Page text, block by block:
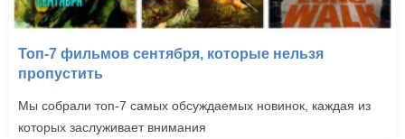
Топ-7 фильмов сентября, которые нельзя
пропустить
Мы собрали топ-7 самых обсуждаемых новинок, каждая из
которых заслуживает внимания